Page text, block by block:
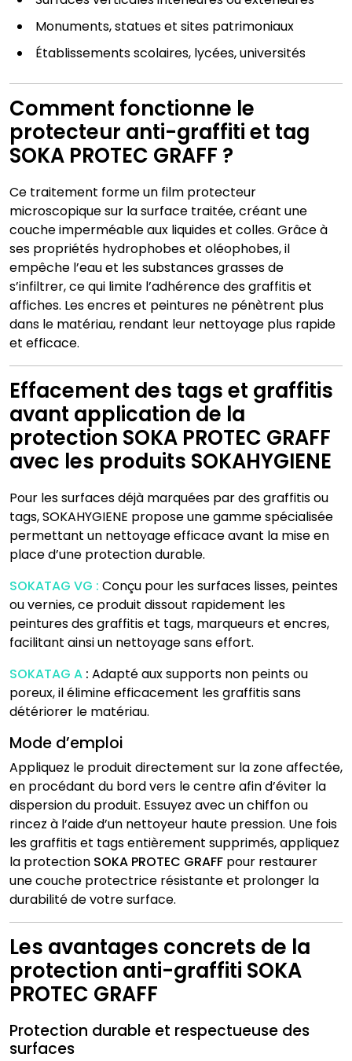
Monuments, statues et sites patrimoniaux
Établissements scolaires, lycées, universités
Comment fonctionne le
protecteur anti-graffiti et tag
SOKA PROTEC GRAFF ?
Ce traitement forme un film protecteur
microscopique sur la surface traitée, créant une
couche imperméable aux liquides et colles. Grâce à
ses propriétés hydrophobes et oléophobes, il
empêche l’eau et les substances grasses de
s’infiltrer, ce qui limite l’adhérence des graffitis et
affiches. Les encres et peintures ne pénètrent plus
dans le matériau, rendant leur nettoyage plus rapide
et efficace.
Effacement des tags et graffitis
avant application de la
protection SOKA PROTEC GRAFF
avec les produits SOKAHYGIENE
Pour les surfaces déjà marquées par des graffitis ou
tags, SOKAHYGIENE propose une gamme spécialisée
permettant un nettoyage efficace avant la mise en
place d’une protection durable.
SOKATAG VG : Conçu pour les surfaces lisses, peintes
ou vernies, ce produit dissout rapidement les
peintures des graffitis et tags, marqueurs et encres,
facilitant ainsi un nettoyage sans effort.
SOKATAG A : Adapté aux supports non peints ou
poreux, il élimine efficacement les graffitis sans
détériorer le matériau.
Mode d’emploi
Appliquez le produit directement sur la zone affectée,
en procédant du bord vers le centre afin d’éviter la
dispersion du produit. Essuyez avec un chiffon ou
rincez à l’aide d’un nettoyeur haute pression. Une fois
les graffitis et tags entièrement supprimés, appliquez
la protection SOKA PROTEC GRAFF pour restaurer
une couche protectrice résistante et prolonger la
durabilité de votre surface.
Les avantages concrets de la
protection anti-graffiti SOKA
PROTEC GRAFF
Protection durable et respectueuse des
surfaces